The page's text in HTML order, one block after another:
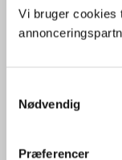
Vi bruger cookies
Nødvendig
Præferencer